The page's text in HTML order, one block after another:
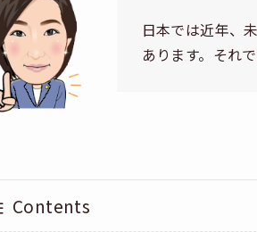
日本では近年、
あります。それ
Contents